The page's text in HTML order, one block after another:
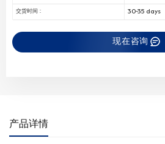
交货时间 : 30-35 days
现在咨询
产品详情